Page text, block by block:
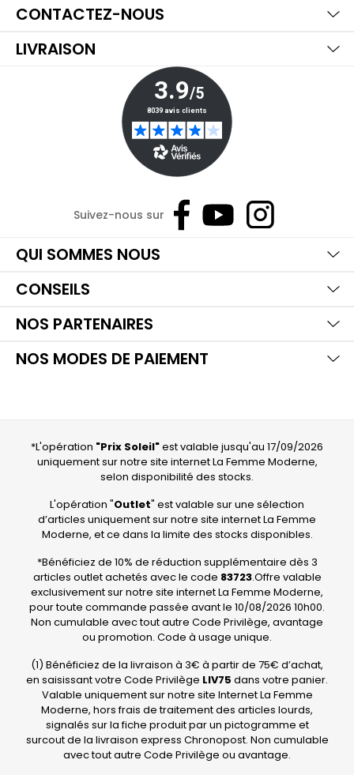
CONTACTEZ-NOUS
LIVRAISON
Suivez-nous sur
QUI SOMMES NOUS
CONSEILS
NOS PARTENAIRES
NOS MODES DE PAIEMENT
*L'opération "Prix Soleil"est valable jusqu'au 17/09/2026
uniquement sur notre site internet La Femme Moderne,
selon disponibilité des stocks.
L'opération "Outlet" est valable sur une sélection
d’articles uniquement sur notre site internet La Femme
Moderne, et ce dans la limite des stocks disponibles.
*Bénéficiez de 10% de réduction supplémentaire dès 3
articles outlet achetés avec le code 83723.Offre valable
exclusivement sur notre site internet La Femme Moderne,
pour toute commande passée avant le 10/08/2026 10h00.
Non cumulable avec tout autre Code Privilège, avantage
ou promotion. Code à usage unique.
(1) Bénéficiez de la livraison à 3€ à partir de 75€ d’achat,
en saisissant votre Code Privilège LIV75 dans votre panier.
Valable uniquement sur notre site Internet La Femme
Moderne, hors frais de traitement des articles lourds,
signalés sur la fiche produit par un pictogramme et
surcout de la livraison express Chronopost. Non cumulable
avec tout autre Code Privilège ou avantage.